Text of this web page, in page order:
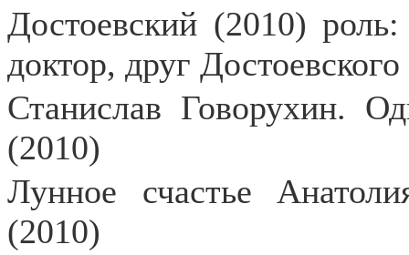
Достоевский (2010)
доктор, друг Достоевского
Станислав Говорухин.
(2010)
Лунное счастье
(2010)